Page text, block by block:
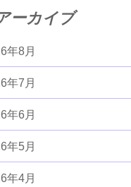
ーカイブ
年8月
年7月
年6月
年5月
年4月